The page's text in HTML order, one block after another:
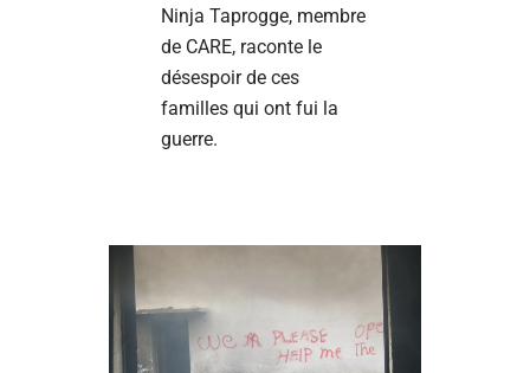
Ninja Taprogge, membre
de CARE, raconte le
désespoir de ces
familles qui ont fui la
guerre.